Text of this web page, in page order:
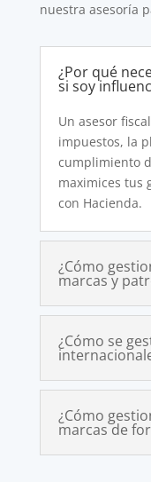
nuestra asesoría
¿Por qué
si soy
Un asesor
impuestos, la
cumplimiento
maximices tus
con Hacienda.
¿Cómo
marcas y
¿Cómo se
¿Cómo
marcas de